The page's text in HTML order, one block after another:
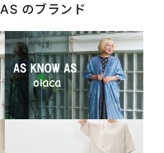
のブランド